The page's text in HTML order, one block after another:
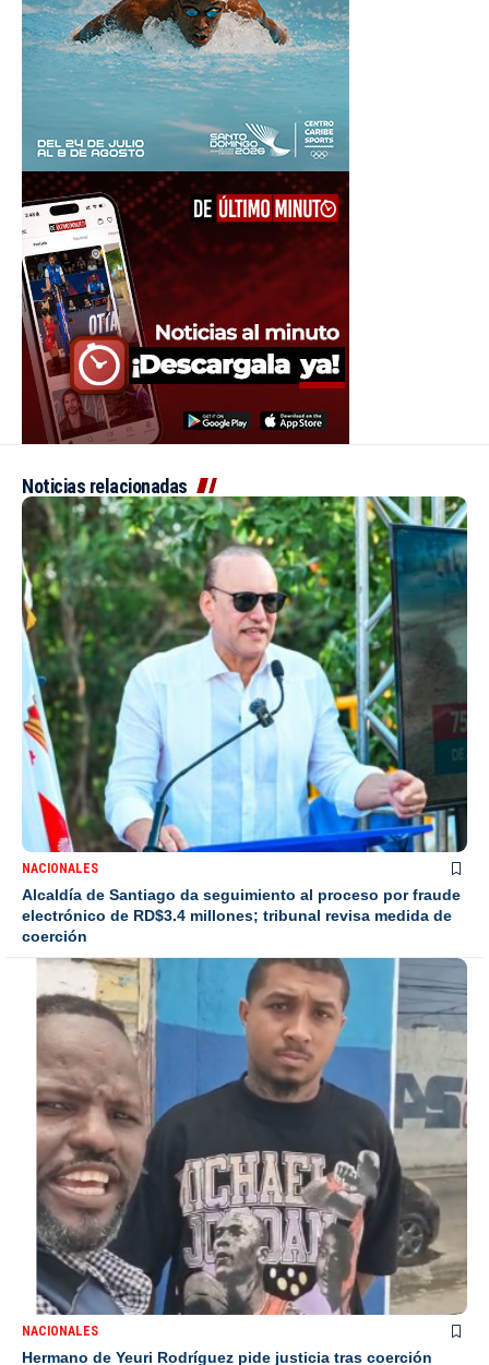
Noticias relacionadas
NACIONALES
Alcaldía de Santiago da seguimiento al proceso por fraude
electrónico de RD$3.4 millones; tribunal revisa medida de
coerción
NACIONALES
Hermano de Yeuri Rodríguez pide justicia tras coerción